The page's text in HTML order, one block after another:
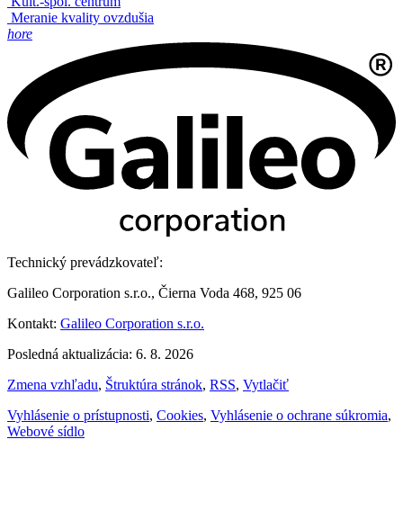
Meranie kvality ovzdušia
hore
Technický prevádzkovateľ:
Galileo Corporation s.r.o., Čierna Voda 468, 925 06
Kontakt: Galileo Corporation s.r.o.
Posledná aktualizácia: 6. 8. 2026
Zmena vzhľadu, Štruktúra stránok, RSS, Vytlačiť
Vyhlásenie o prístupnosti, Cookies, Vyhlásenie o ochrane súkromia,
Webové sídlo